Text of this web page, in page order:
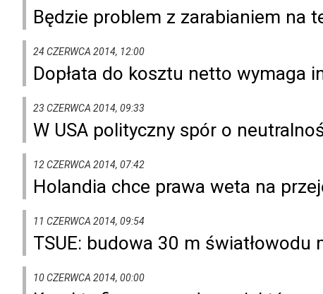
Będzie problem z zarabianiem na
24 CZERWCA 2014, 12:00
Dopłata do kosztu netto wymaga
23 CZERWCA 2014, 09:33
W USA polityczny spór o
12 CZERWCA 2014, 07:42
Holandia chce prawa weta na
11 CZERWCA 2014, 09:54
TSUE: budowa 30 m
10 CZERWCA 2014, 00:00